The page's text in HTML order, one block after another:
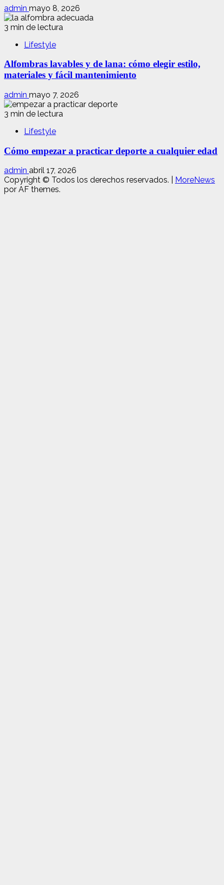
admin mayo 8, 2026
3 min de lectura
Lifestyle
Alfombras lavables y de lana: cómo elegir estilo,
materiales y fácil mantenimiento
admin mayo 7, 2026
3 min de lectura
Lifestyle
Cómo empezar a practicar deporte a cualquier edad
admin abril 17, 2026
Copyright © Todos los derechos reservados.
MoreNews
por AF themes.